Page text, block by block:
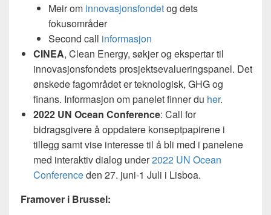
Meir om innovasjonsfondetog dets
fokusområder
Second call informasjon
CINEA, Clean Energy, søkjer og ekspertar til
innovasjonsfondets prosjektsevalueringspanel. Det
ønskede fagområdet er teknologisk, GHG og
finans. Informasjon om panelet finner du her.
2022 UN Ocean Conference: Call for
bidragsgivere å oppdatere konseptpapirene i
tillegg samt vise interesse til å bli med i panelene
med interaktiv dialog under2022 UN Ocean
Conferenceden 27. juni-1 Juli i Lisboa.
Framover i Brussel: